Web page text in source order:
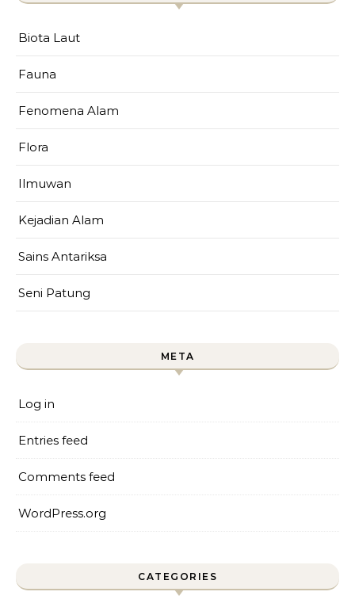
Biota Laut
Fauna
Fenomena Alam
Flora
Ilmuwan
Kejadian Alam
Sains Antariksa
Seni Patung
META
Log in
Entries feed
Comments feed
WordPress.org
CATEGORIES